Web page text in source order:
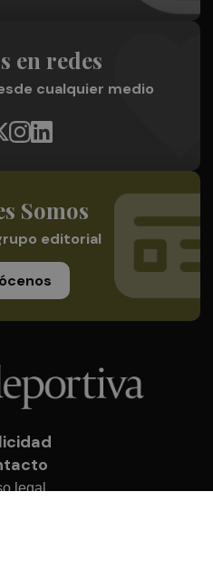
en redes
cualquier medio
Somos
editorial
legal